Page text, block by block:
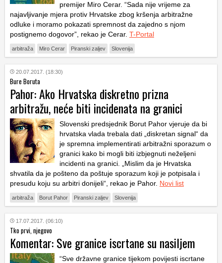
premijer Miro Cerar. “Sada nije vrijeme za
najavljivanje mjera protiv Hrvatske zbog kršenja arbitražne
odluke i moramo pokazati spremnost da zajedno s njom
postignemo dogovor”, rekao je Cerar. T-Portal
arbitraža Miro Cerar Piranski zaljev Slovenija
20.07.2017. (18:30)
Bure Boruta
Pahor: Ako Hrvatska diskretno prizna
arbitražu, neće biti incidenata na granici
Slovenski predsjednik Borut Pahor vjeruje da bi
hrvatska vlada trebala dati „diskretan signal“ da
je spremna implementirati arbitražni sporazum o
granici kako bi mogli biti izbjegnuti neželjeni
incidenti na granici. „Mislim da je Hrvatska
shvatila da je pošteno da poštuje sporazum koji je potpisala i
presudu koju su arbitri donijeli“, rekao je Pahor. Novi list
arbitraža Borut Pahor Piranski zaljev Slovenija
17.07.2017. (06:10)
Tko prvi, njegovo
Komentar: Sve granice iscrtane su nasiljem
“Sve državne granice tijekom povijesti iscrtane